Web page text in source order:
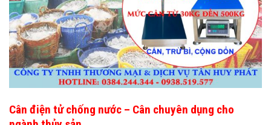
Cân điện tử chống nước – Cân chuyên dụng cho